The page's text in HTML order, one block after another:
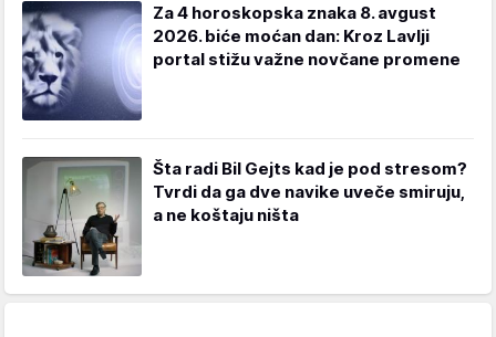
Za 4 horoskopska znaka 8. avgust
2026. biće moćan dan: Kroz Lavlji
portal stižu važne novčane promene
Šta radi Bil Gejts kad je pod stresom?
Tvrdi da ga dve navike uveče smiruju,
a ne koštaju ništa